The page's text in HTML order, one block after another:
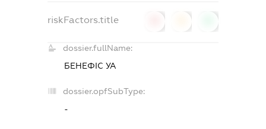
riskFactors.title
dossier.fullName:
БЕНЕФІС УА
dossier.opfSubType:
-